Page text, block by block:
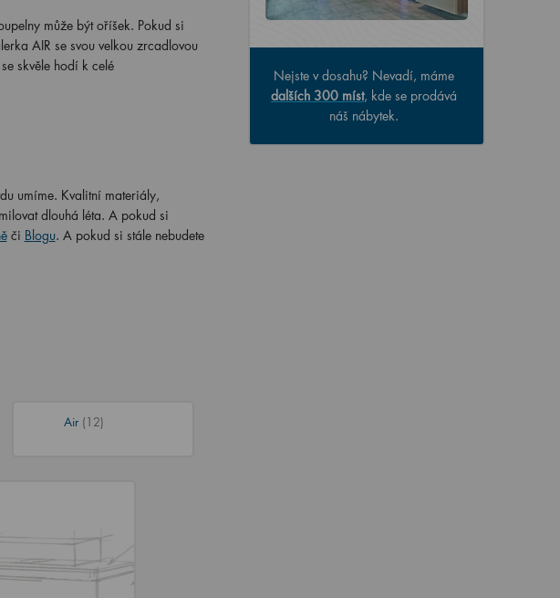
může být oříšek. Pokud si
AIR se svou velkou zrcadlovou
skvěle hodí k celé
umíme. Kvalitní materiály,
dlouhá léta. A pokud si
či Blogu. A pokud si stále nebudete
Air (12)
Nejste v dosahu? Nevadí, máme
dalších 300 míst, kde se prodává
náš nábytek.